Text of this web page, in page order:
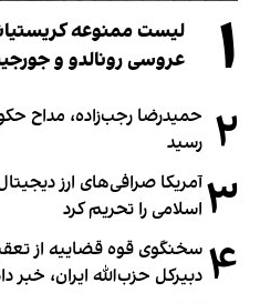
۱
عروسی رونالدو و
۲ حمیدرضا رجب‌زاده، مداح
رسید
۳آمریکا صرافی‌های ارز
اسلامی را تحریم کرد
۴ سخنگوی قوه قضاییه از
دبیر‌کل حزب‌الله ایران، خبر